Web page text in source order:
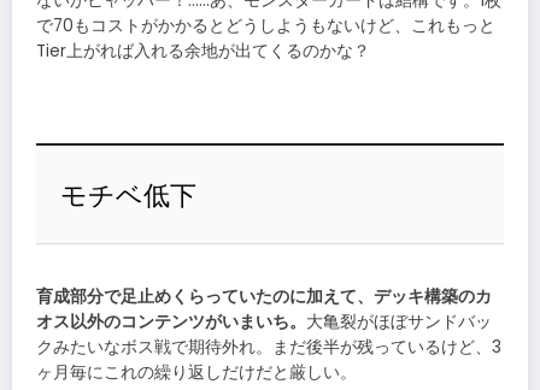
で70もコストがかかるとどうしようもないけど、これもっと
Tier上がれば入れる余地が出てくるのかな？
モチベ低下
育成部分で足止めくらっていたのに加えて、デッキ構築のカ
オス以外のコンテンツがいまいち。 大亀裂がほぼサンドバッ
クみたいなボス戦で期待外れ。まだ後半が残っているけど、3
ヶ月毎にこれの繰り返しだけだと厳しい。